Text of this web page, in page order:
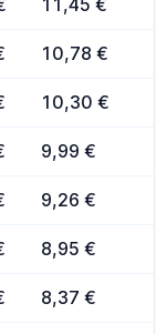
11,45 €
10,78 €
10,30 €
9,99 €
9,26 €
8,95 €
8,37 €